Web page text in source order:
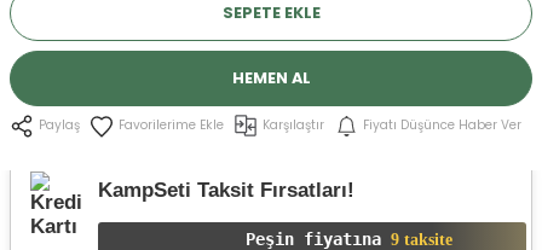
SEPETE EKLE
HEMEN AL
Paylaş Karşılaştır Fiyatı Düşünce Haber Ver
KampSeti Taksit Fırsatları!
Peşin fiyatına 9 taksite